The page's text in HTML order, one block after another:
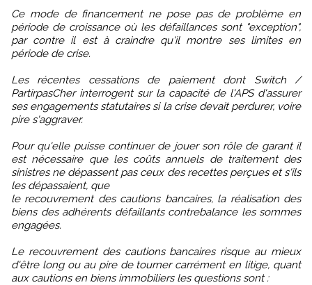
Ce mode de financement ne pose pas de problème en
période de croissance où les défaillances sont "exception",
par contre il est à craindre qu'il montre ses limites en
période de crise.
Les récentes cessations de paiement dont Switch /
PartirpasCher interrogent sur la capacité de l'APS d'assurer
ses engagements statutaires si la crise devait perdurer, voire
pire s'aggraver.
Pour qu'elle puisse continuer de jouer son rôle de garant il
est nécessaire que les coûts annuels de traitement des
sinistres ne dépassent pas ceux des recettes perçues et s'ils
les dépassaient, que
le recouvrement des cautions bancaires, la réalisation des
biens des adhérents défaillants contrebalance les sommes
engagées.
Le recouvrement des cautions bancaires risque au mieux
d'être long ou au pire de tourner carrément en litige, quant
aux cautions en biens immobiliers les questions sont :